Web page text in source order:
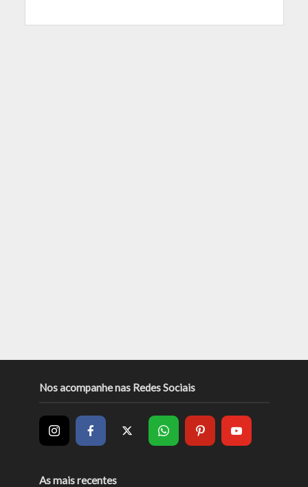
Nos acompanhe nas Redes Sociais
As mais recentes